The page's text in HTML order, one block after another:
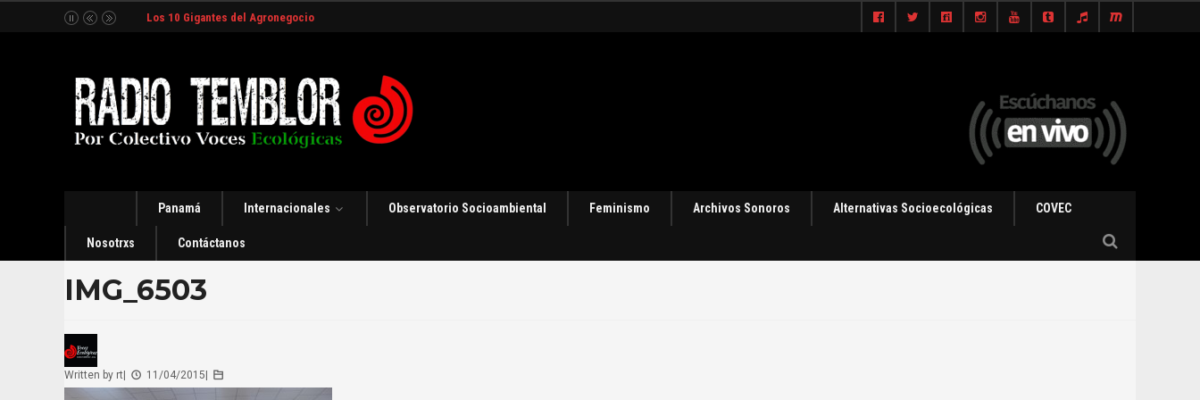
Los 10 Gigantes del Agronegocio
Panamá Internacionales Observatorio Socioambiental Feminismo Archivos Sonoros Alternativas Socioecológicas COVEC
Nosotrxs Contáctanos
IMG_6503
Written by rt 11/04/2015